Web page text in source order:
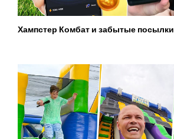
Хампстер Комбат и забытые посылки